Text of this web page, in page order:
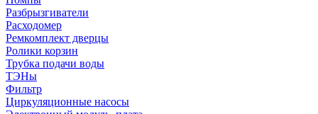
Разбрызгиватели
Расходомер
Ремкомплект дверцы
Ролики корзин
Трубка подачи воды
ТЭНы
Фильтр
Циркуляционные насосы